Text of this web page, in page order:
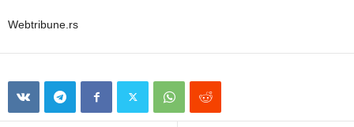
Webtribune.rs